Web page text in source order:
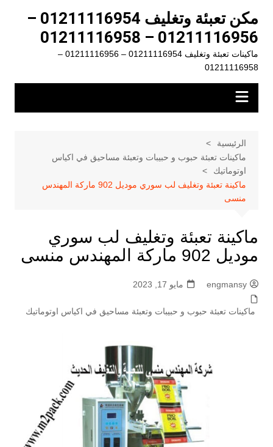
المحتوى
مكن تعبئة وتغليف 01211116954 –
01211116956 – 01211116958
ماكينات تعبئة وتغليف 01211116954 – 01211116956 –
01211116958
الرئيسية
ماكينات تعبئة حبوب و حبيبات وتعبئة مساحيق في اكياس
اوتوماتيك
ماكينة تعبئة وتغليف لب سوري موديل 902 ماركة المهندس
منسى
ماكينة تعبئة وتغليف لب سوري
موديل 902 ماركة المهندس منسى
engmansy مايو 17, 2023
ماكينات تعبئة حبوب و حبيبات وتعبئة مساحيق في اكياس اوتوماتيك